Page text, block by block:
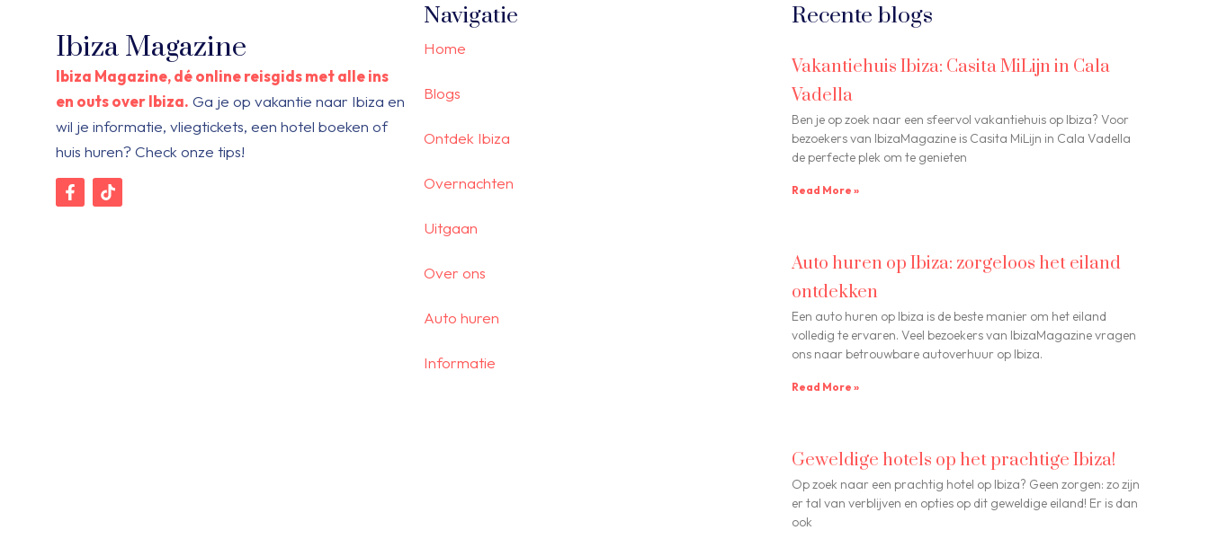
Ibiza Magazine
Ibiza Magazine, dé online reisgids met alle ins
en outs over Ibiza. Ga je op vakantie naar Ibiza en
wil je informatie, vliegtickets, een hotel boeken of
huis huren? Check onze tips!
Navigatie
Home
Blogs
Ontdek Ibiza
Overnachten
Uitgaan
Over ons
Auto huren
Informatie
Recente blogs
Vakantiehuis Ibiza: Casita MiLijn in Cala
Vadella
Ben je op zoek naar een sfeervol vakantiehuis op Ibiza? Voor
bezoekers van IbizaMagazine is Casita MiLijn in Cala Vadella
de perfecte plek om te genieten
Read More »
Auto huren op Ibiza: zorgeloos het eiland
ontdekken
Een auto huren op Ibiza is de beste manier om het eiland
volledig te ervaren. Veel bezoekers van IbizaMagazine vragen
ons naar betrouwbare autoverhuur op Ibiza.
Read More »
Geweldige hotels op het prachtige Ibiza!
Op zoek naar een prachtig hotel op Ibiza? Geen zorgen: zo zijn
er tal van verblijven en opties op dit geweldige eiland! Er is dan
ook